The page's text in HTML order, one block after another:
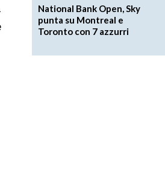
National Bank Open, Sky
punta su Montreal e
Toronto con 7 azzurri